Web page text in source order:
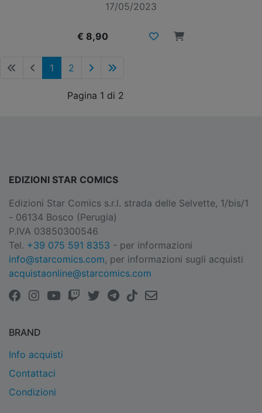
17/05/2023
€ 8,90
1 2
Pagina 1 di 2
EDIZIONI STAR COMICS
Edizioni Star Comics s.r.l. strada delle Selvette, 1/bis/1
- 06134 Bosco (Perugia)
P.IVA 03850300546
Tel. +39 075 591 8353 - per informazioni
info@starcomics.com, per informazioni sugli acquisti
acquistaonline@starcomics.com
BRAND
Info acquisti
Contattaci
Condizioni